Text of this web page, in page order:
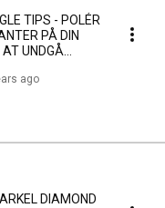
PÅ DIN
AT UNDGÅ
ago